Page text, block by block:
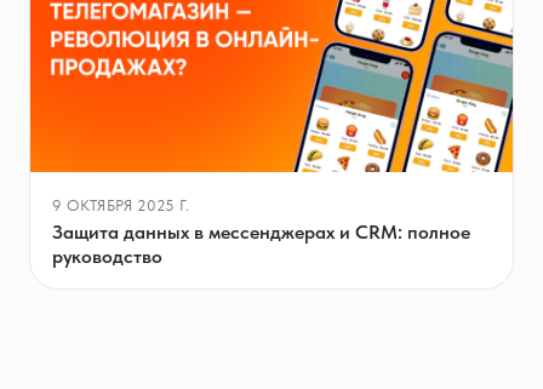
9 ОКТЯБРЯ 2025 Г.
Защита данных в мессенджерах и CRM: полное
руководство